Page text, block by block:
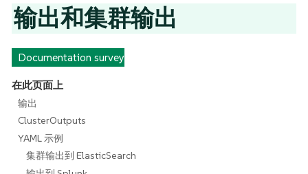
输出和集群输出
Documentation survey
在此页面上
输出
ClusterOutputs
YAML 示例
集群输出到 ElasticSearch